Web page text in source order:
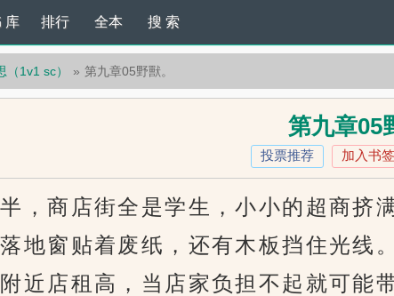
库 排行 全本 搜 索
（1v1 sc） 第九章05野獸。
第九章05
投票推荐 加入书签
商店街全是学生，小小的超商挤
地窗贴着废纸，还有木板挡住光线。
店租高，当店家负担不起就可能带